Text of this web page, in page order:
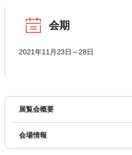
会期
2021年11月23日～28日
展覧会概要
会場情報